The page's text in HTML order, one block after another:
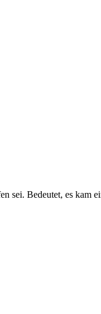
sei. Bedeutet, es kam